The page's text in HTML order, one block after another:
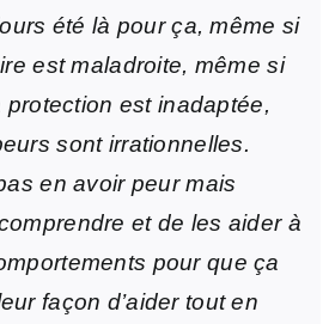
été là pour ça, même si
est maladroite, même si
est inadaptée,
sont irrationnelles.
en avoir peur mais
et de les aider à
pour que ça
façon d’aider tout en